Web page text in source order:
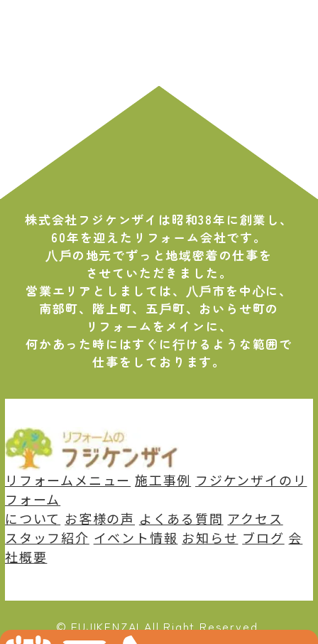
株式会社フジケンザイは昭和38年に創業し、
60年を迎えたリフォーム会社です。
⼋⼾の地元でずっと地域密着の仕事を
させていただきました。
営業エリアとしましては、⼋⼾市を中⼼に、
南部町、階上町、五⼾町、おいらせ町の
リフォームをメインに、
何かあった時にはすぐに⾏けるような範囲で
仕事をしております。
リフォームメニュー 施⼯事例 フジケンザイのリ
フォーム
について お客様の声 よくある質問 アクセス
スタッフ紹介 イベント情報 お知らせ ブログ 会
社概要
© FUJIKENZAI All Right Reserved.